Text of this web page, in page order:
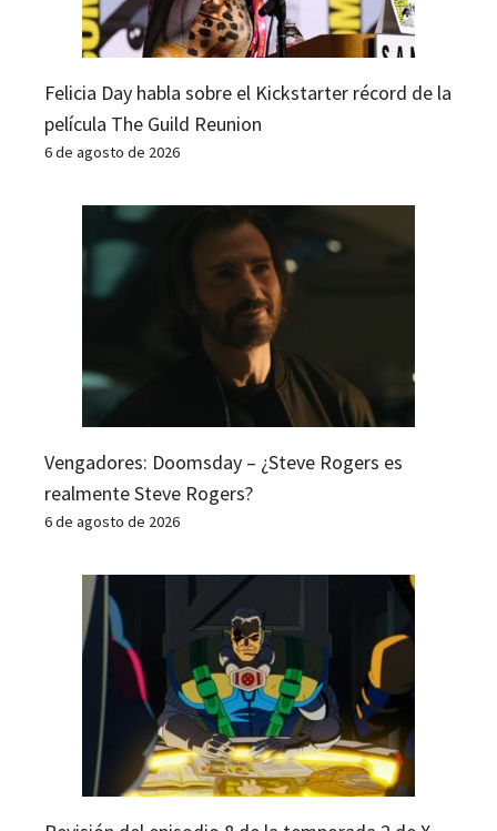
Felicia Day habla sobre el Kickstarter récord de la
película The Guild Reunion
6 de agosto de 2026
Vengadores: Doomsday – ¿Steve Rogers es
realmente Steve Rogers?
6 de agosto de 2026